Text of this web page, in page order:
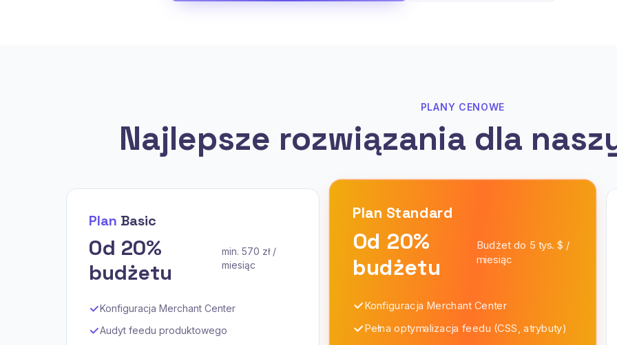
PLANY CENOWE
Najlepsze rozwiązania dla
Plan Basic
Od 20%
budżetu
min. 570 zł /
miesiąc
Konfiguracja Merchant Center
Audyt feedu produktowego
Plan Standard
Od 20%
budżetu
Budżet do 5 tys. $ /
miesiąc
Konfiguracja Merchant Center
Pełna optymalizacja feedu (CSS, atrybuty)